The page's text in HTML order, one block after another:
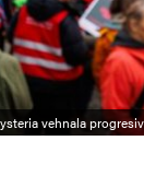
vehnala